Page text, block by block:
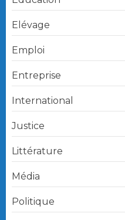
Elévage
Emploi
Entreprise
International
Justice
Littérature
Média
Politique